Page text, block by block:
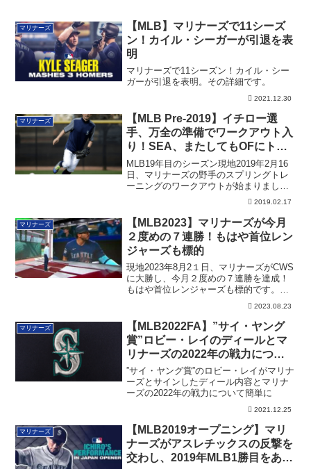
マリナーズ
【MLB】マリナーズで11シーズ
ン！カイル・シーガーが引退を表
明
マリナーズで11シーズン！カイル・シー
ガーが引退を表明。その詳細です。
2021.12.30
マリナーズ
【MLB Pre-2019】イチロー選
手、万全の準備でワークアウト入
り！SEA、またしてもOFにトラ
ブル発生
MLB19年目のシーズン現地2019年2月16
日、マリナーズの野手のスプリングトレ
ーニングのワークアウトが始まりまし
2019.02.17
マリナーズ
【MLB2023】マリナーズが今月
２度めの７連勝！もはや首位レン
ジャーズも標的
現地2023年8月2１日、マリナーズがCWS
に大勝し、今月２度めの７連勝を達成！
もはや首位レンジャーズも標的です。そ
2023.08.23
マリナーズ
【MLB2022FA】”サイ・ヤング
賞”ロビー・レイのディールとマ
リナーズの2022年の戦力につい
て
”サイ・ヤング賞”のロビー・レイがマリナ
ーズとサインしたディール内容とマリナ
ーズの2022年の戦力について簡単に
2021.12.25
マリナーズ
【MLB2019オープニング】マリ
ナーズがアスレチックスの反撃を
交わし、2019年MLB1勝目をあげ